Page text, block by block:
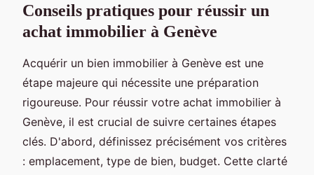
Conseils pratiques pour réussir un
achat immobilier à Genève
Acquérir un bien immobilier à Genève est une
étape majeure qui nécessite une préparation
rigoureuse. Pour réussir votre achat immobilier à
Genève, il est crucial de suivre certaines étapes
clés. D'abord, définissez précisément vos critères
: emplacement, type de bien, budget. Cette clarté